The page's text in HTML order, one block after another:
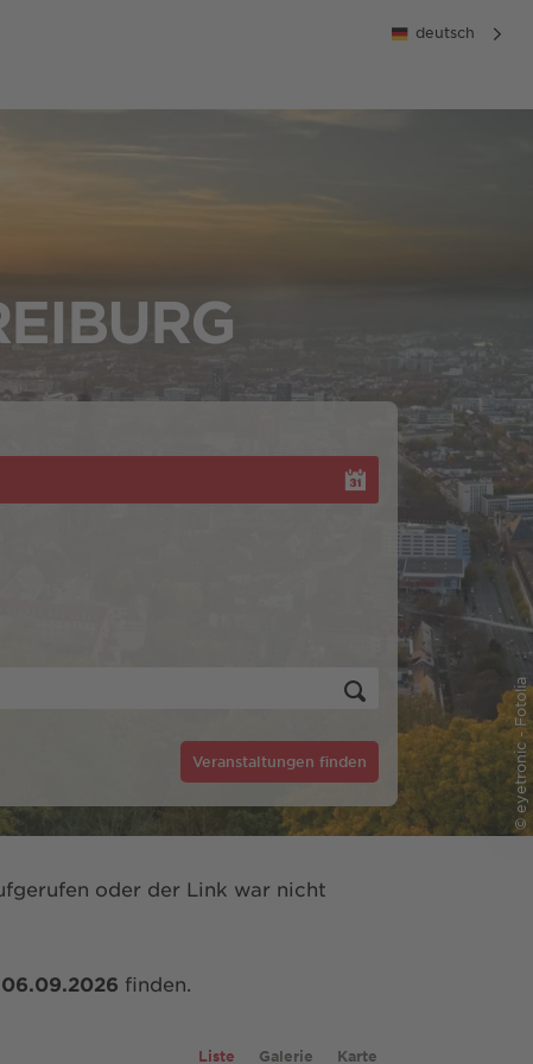
deutsch
© eyetronic - Fotolia
Veranstaltungen finden
oder der Link war nicht
06.09.2026 finden.
Liste Galerie Karte